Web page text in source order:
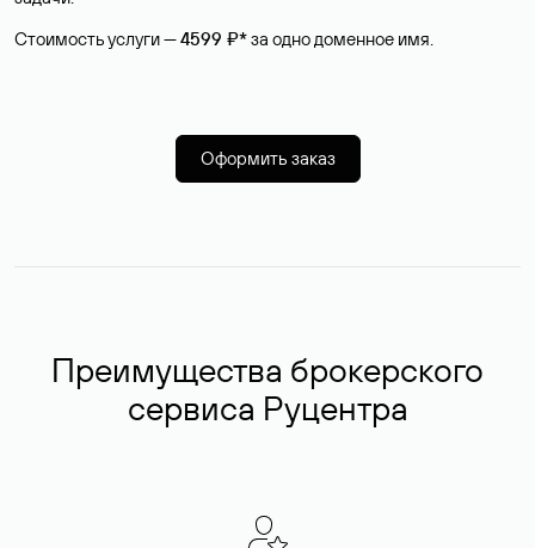
Стоимость услуги —4599 ₽*за одно доменное имя.
Оформить заказ
Преимущества брокерского
сервиса Руцентра